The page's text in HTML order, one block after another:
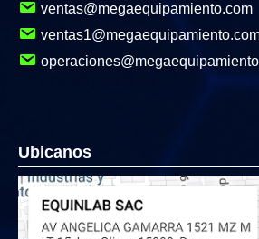
ventas@megaequipamiento.com
Ubicanos